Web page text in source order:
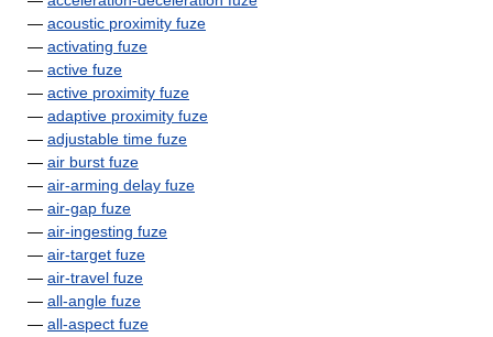
— acoustic proximity fuze
— activating fuze
— active fuze
— active proximity fuze
— adaptive proximity fuze
— adjustable time fuze
— air burst fuze
— air-arming delay fuze
— air-gap fuze
— air-ingesting fuze
— air-target fuze
— air-travel fuze
— all-angle fuze
— all-aspect fuze